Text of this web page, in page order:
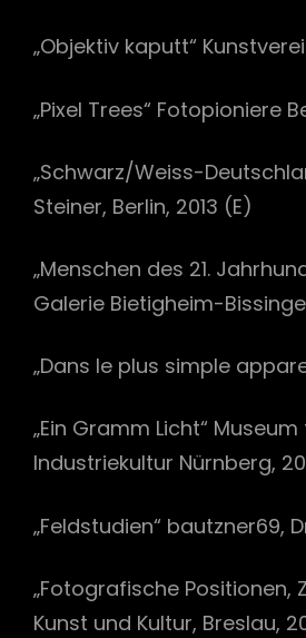
„Objektiv kaputt“
„Pixel Trees“ Fotopioniere
„Schwarz/Weiss-
Steiner, Berlin, 2013 (E)
„Menschen des 21.
Galerie Bietigheim-
„Dans le plus simple
„Ein Gramm Licht“ Museum
Industriekultur Nürnberg,
„Feldstudien“ bautzner69,
„Fotografische Positionen,
Kunst und Kultur, Breslau,